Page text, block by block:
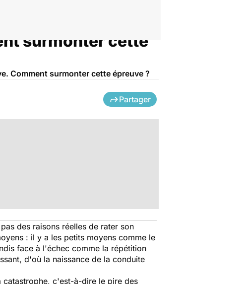
surmonter cette
Comment surmonter cette épreuve ?
Partager
des raisons réelles de rater son
: il y a les petits moyens comme le
face à l'échec comme la répétition
d'où la naissance de la conduite
c'est-à-dire le pire des